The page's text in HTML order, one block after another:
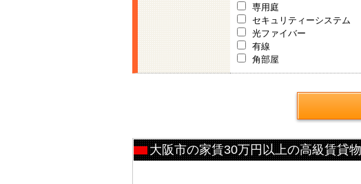
専用庭
セキュリティーシステム
光ファイバー
有線
角部屋
大阪市の家賃30万円以上の高級賃貸